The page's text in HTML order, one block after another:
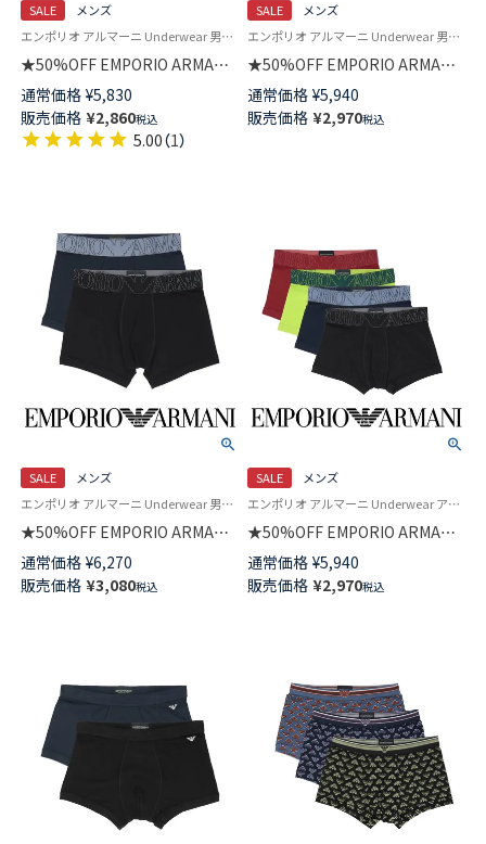
SALE
メンズ
エンポリオ アルマーニ Underwear 男性 アンダーウェア 紳士 下着
★50%OFF EMPORIO ARMANI
SOFT MODAL TRUNK ソフト モ
ダール ボクサーパンツ 【S/M/L】
前閉じ EUサイズ メンズ
54059881
通常価格 ¥5,830
販売価格 ¥2,860税込
5.00（1）
SALE
メンズ
エンポリオ アルマーニ Underwear 男性 アンダーウェア 紳士 下着
★50%OFF EMPORIO ARMANI
ESSENTIAL MICROFIBER エッ
センシャル マイクロファイバー
ボクサーパンツ 【S/M/L】 前閉じ
通常価格 ¥5,940
販売価格 ¥2,970税込
SALE
メンズ
エンポリオ アルマーニ Underwear 男性アンダーウェア 紳士 下着
★50%OFF EMPORIO ARMANI
MEGALOGO メガロゴ ボクサー
ブリーフパンツ 前閉じ 【S/M/L】
EUサイズ メンズ 54059786
通常価格 ¥6,270
販売価格 ¥3,080税込
SALE
メンズ
エンポリオ アルマーニ Underwear アンダーウェア 男性 紳士 下着
★50%OFF EMPORIO ARMANI
MEGALOGO メガロゴ ボクサー
パンツ 【S/M/L】 前閉じ EUサイ
ズ メンズ 54059781
通常価格 ¥5,940
販売価格 ¥2,970税込